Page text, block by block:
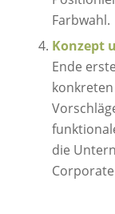
Farbwahl.
Konzept
Ende
die